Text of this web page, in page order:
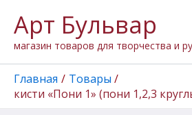
содержимому
Арт Бульвар
магазин товаров для творчества и
Главная
Товары
кисти «Пони 1» (пони 1,2,3